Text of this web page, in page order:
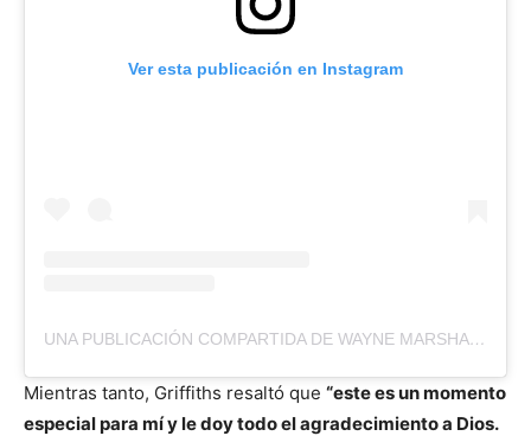
Ver esta publicación en Instagram
UNA PUBLICACIÓN COMPARTIDA DE WAYNE MARSHALL (@WAYNEMARSHEEZY)
Mientras tanto, Griffiths resaltó que “este es un momento
especial para mí y le doy todo el agradecimiento a Dios.